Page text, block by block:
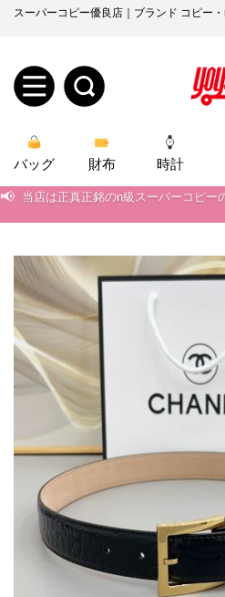
スーパーコピー優良店｜ブランド コピー
規
ユ
ザ
ー
登
ロ
グ
ン
オ
ー
お
yoyocopys@gmail.com
2026人気特集
バッグ
財布
時計
服
ズボン
衣装セット
靴
住まい用品
アクセサリー
ベルト
スカーフ
アイフォーンケ
ース
小物
バッグ 財布 時計
📢 当店は正真正銘のn級スーパーコピ
📢 2026春の新作続々更新中！期間中の
新作入荷！ルイ・ヴィトンスーパー